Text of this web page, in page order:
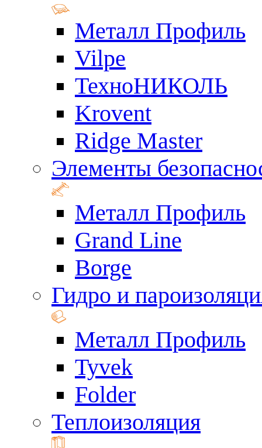
Металл Профиль
Vilpe
ТехноНИКОЛЬ
Krovent
Ridge Master
Элементы
Металл Профиль
Grand Line
Borge
Гидро и
Металл Профиль
Tyvek
Folder
Теплоизоляция